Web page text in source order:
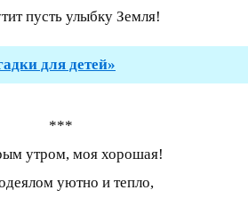
пусть улыбку Земля!
для детей»
***
утром, моя хорошая!
уютно и тепло,